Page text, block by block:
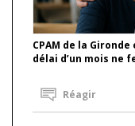
CPAM de la
délai d’un mois ne
Réagir